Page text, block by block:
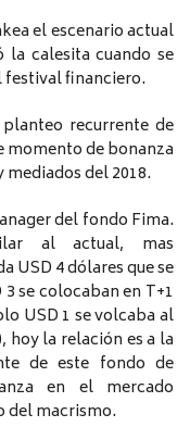
el escenario actual
calesita cuando se
festival financiero.
recurrente de
momento de bonanza
del 2018.
del fondo Fima.
al actual, mas
USD 4 dólares que se
se colocaban en T+1
USD 1 se volcaba al
hoy la relación es a la
de este fondo de
en el mercado
del macrismo.